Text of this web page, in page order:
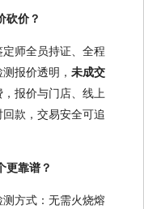
砍价？
师全员持证、全程
报价透明， 未成交
报价与门店、线上
款，交易安全可追
更靠谱？
方式：无需火烧熔